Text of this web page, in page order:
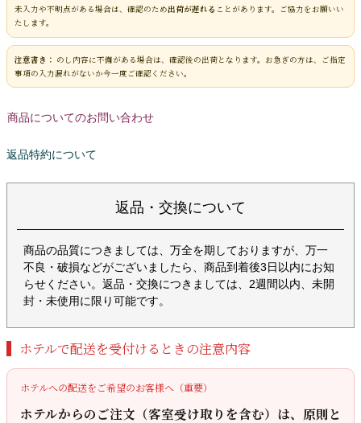
未入力や不明点がある場合は、確認のため出荷が遅れる ことがあります。ご協力をお願いい
たします。
注意書き： のし内容に不備がある場合は、確認後の出荷となります。お急ぎの方は、ご指定
事項の入力漏れがないか今一度ご確認ください。
商品についてのお問い合わせ
返品特約について
返品・交換について
商品の品質につきましては、万全を期しておりますが、万一
不良・破損などがございましたら、商品到着後3日以内にお知
らせください。返品・交換につきましては、2週間以内、未開
封・未使用に限り可能です。
ホテルで配送を受付けるときの注意内容
ホテルへの配送をご希望のお客様へ（重要）
ホテルからのご注文（客室受け取りを含む）は、原則と